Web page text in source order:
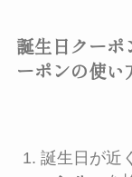
誕生日クーポ
ーポンの使い
誕生日が近